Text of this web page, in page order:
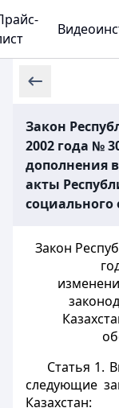
Закон
2002 года №
дополнения
акты
социального
Закон
Статья 1.
следующие
Казахстан: